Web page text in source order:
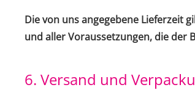
Die von uns angegebene Lieferzeit
und aller Voraussetzungen, die der
6. Versand und